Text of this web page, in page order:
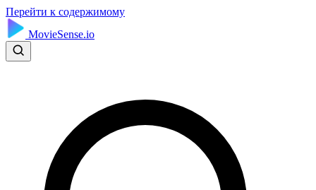
Перейти к содержимому
MovieSense.io